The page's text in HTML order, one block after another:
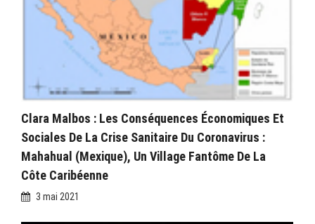
Clara Malbos : Les Conséquences Économiques Et
Sociales De La Crise Sanitaire Du Coronavirus :
Mahahual (Mexique), Un Village Fantôme De La
Côte Caribéenne
3 mai 2021